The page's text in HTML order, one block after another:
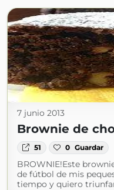
7 junio 2013
Brownie de
51 0 Guardar
BROWNIE!Este
de fútbol de mis
tiempo y quiero